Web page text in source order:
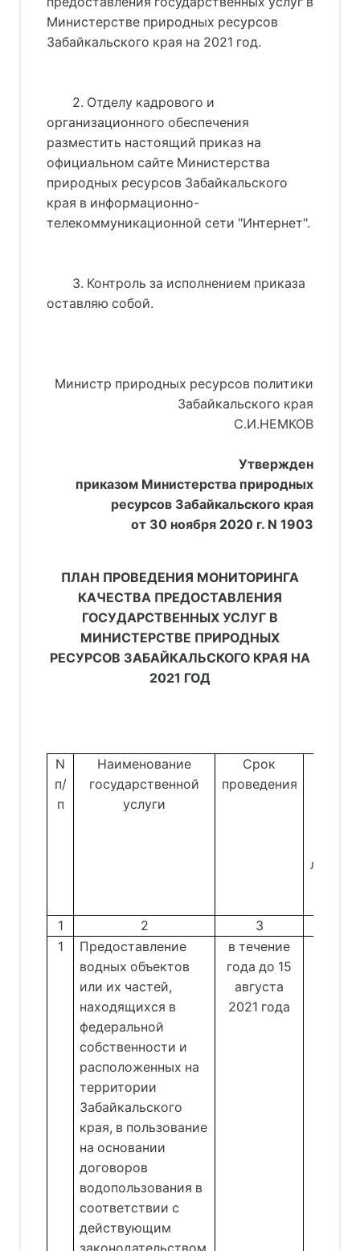
Министерстве природных ресурсов
Забайкальского края на 2021 год.
2. Отделу кадрового и
организационного обеспечения
разместить настоящий приказ на
официальном сайте Министерства
природных ресурсов Забайкальского
края в информационно-
телекоммуникационной сети "Интернет".
3. Контроль за исполнением приказа
оставляю собой.
Министр природных ресурсов политики
Забайкальского края
С.И.НЕМКОВ
Утвержден
приказом Министерства природных
ресурсов Забайкальского края
от 30 ноября 2020 г. N 1903
ПЛАН ПРОВЕДЕНИЯ МОНИТОРИНГА
КАЧЕСТВА ПРЕДОСТАВЛЕНИЯ
ГОСУДАРСТВЕННЫХ УСЛУГ В
МИНИСТЕРСТВЕ ПРИРОДНЫХ
РЕСУРСОВ ЗАБАЙКАЛЬСКОГО КРАЯ НА
2021 ГОД
N
п/
п
Наименование
государственной
услуги
Срок
проведения
лицо,
1
2
3
1
Предоставление
водных объектов
или их частей,
находящихся в
федеральной
собственности и
расположенных на
территории
Забайкальского
края, в пользование
на основании
договоров
водопользования в
соответствии с
действующим
в течение
года до 15
августа
2021 года